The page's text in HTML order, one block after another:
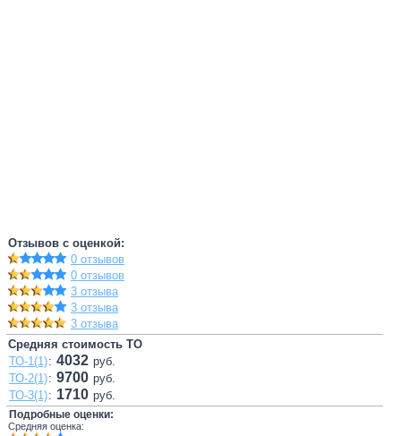
Отзывов с оценкой:
0 отзывов
0 отзывов
3 отзыва
3 отзыва
3 отзыва
Средняя стоимость ТО
ТО-1(1): 4032 руб.
ТО-2(1): 9700 руб.
ТО-3(1): 1710 руб.
Подробные оценки:
Средняя оценка: